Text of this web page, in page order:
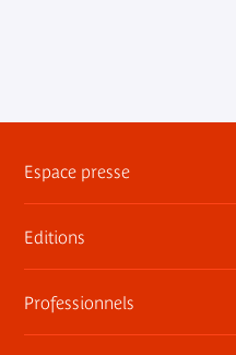
Espace presse
Dossiers, communiqués,
Contact presse
Editions
Les publications du musée
Professionnels